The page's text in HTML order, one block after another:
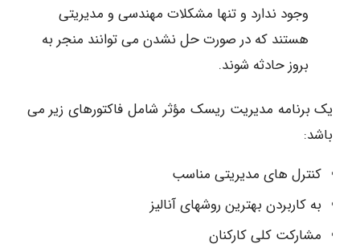
وجود ندارد و تنها مشکلات مهندسی و مدیریتی
هستند که در صورت حل نشدن می توانند منجر به
بروز حادثه شوند.
یک برنامه مدیریت ریسک مؤثر شامل فاکتورهای زیر می
باشد:
کنترل های مدیریتی مناسب
به کاربردن بهترین روشهای آنالیز
مشارکت کلی کارکنان